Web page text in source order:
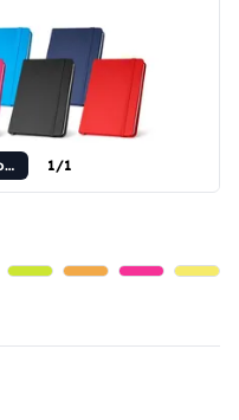
MEYER. Bloc-notes de poche en polyuréthane à pages blanches. 1/1